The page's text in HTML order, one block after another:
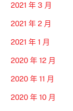
2021 年 3 月
2021 年 2 月
2021 年 1 月
2020 年 12 月
2020 年 11 月
2020 年 10 月